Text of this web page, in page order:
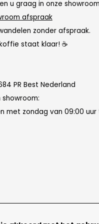
u graag in onze
afspraak
zonder afspraak.
staat klaar! ☕
PR Best Nederland
met zondag van 09:00 uur